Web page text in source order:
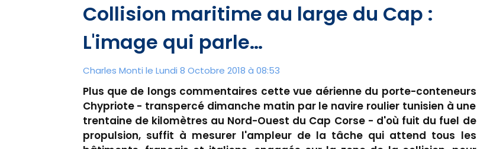
Collision maritime au large du Cap :
L'image qui parle…
Charles Monti le Lundi 8 Octobre 2018 à 08:53
Plus que de longs commentaires cette vue aérienne du porte-conteneurs
Chypriote - transpercé dimanche matin par le navire roulier tunisien à une
trentaine de kilomètres au Nord-Ouest du Cap Corse - d'où fuit du fuel de
propulsion, suffit à mesurer l'ampleur de la tâche qui attend tous les